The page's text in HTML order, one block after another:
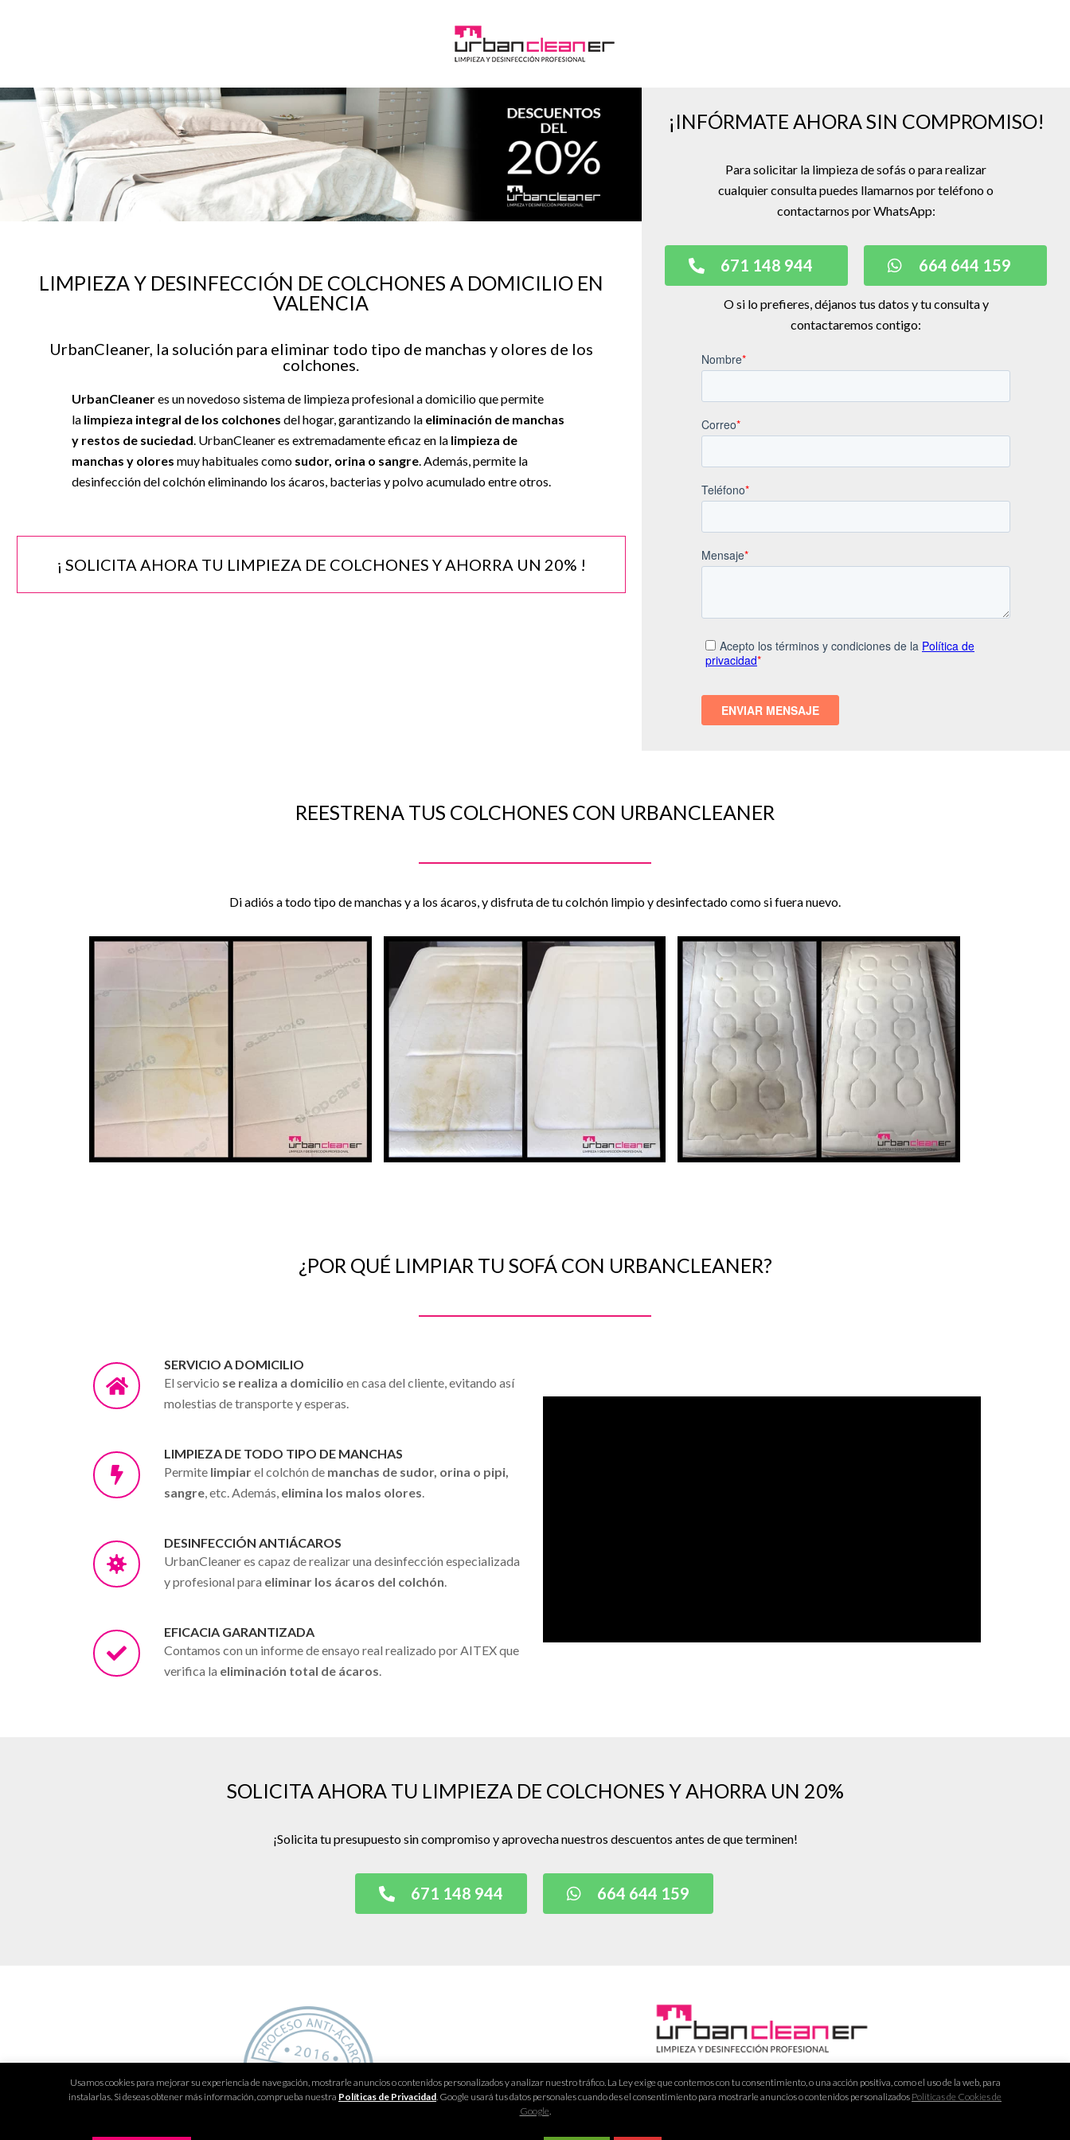
LIMPIEZA Y DESINFECCIÓN DE COLCHONES A DOMICILIO EN
VALENCIA
UrbanCleaner, la solución para eliminar todo tipo de manchas y olores de los
colchones.
UrbanCleaneres un novedoso sistema de limpieza profesional a domicilio que permite
la limpieza integral de los colchones del hogar, garantizando la eliminación de manchas
y restos de suciedad. UrbanCleaner es extremadamente eficaz en la limpieza de
manchas y olores muy habituales como sudor, orina o sangre. Además, permite la
desinfección del colchón eliminando los ácaros, bacterias y polvo acumulado entre otros.
¡ SOLICITA AHORA TU LIMPIEZA DE COLCHONES Y AHORRA UN 20% !
¡INFÓRMATE AHORA SIN COMPROMISO!
Para solicitar la limpieza de sofás o para realizar
cualquier consulta puedes llamarnos por teléfono o
contactarnos por WhatsApp:
671 148 944 664 644 159
O si lo prefieres, déjanos tus datos y tu consulta y
contactaremos contigo:
REESTRENA TUS COLCHONES CON URBANCLEANER
Di adiós a todo tipo de manchas y a los ácaros, y disfruta de tu colchón limpio y desinfectado como si fuera nuevo.
¿POR QUÉ LIMPIAR TU SOFÁ CON URBANCLEANER?
SERVICIO A DOMICILIO
El servicio se realiza a domicilio en casa del cliente, evitando así
molestias de transporte y esperas.
LIMPIEZA DE TODO TIPO DE MANCHAS
Permite limpiarel colchón de manchas de sudor, orina o pipi,
sangre, etc. Además, elimina los malos olores.
DESINFECCIÓN ANTIÁCAROS
UrbanCleaner es capaz de realizar una desinfección especializada
y profesional para eliminar los ácaros del colchón.
EFICACIA GARANTIZADA
Contamos con un informe de ensayo real realizado por AITEX que
verifica la eliminación total de ácaros.
SOLICITA AHORA TU LIMPIEZA DE COLCHONES Y AHORRA UN 20%
¡Solicita tu presupuesto sin compromiso y aprovecha nuestros descuentos antes de que terminen!
671 148 944 664 644 159
Email: info@urbancleaner.es
Teléfono: 671 148 944
Usamos cookies para mejorar su experiencia de navegación, mostrarle anuncios o contenidos personalizados y analizar nuestro tráfico. La Ley exige que contemos con tu consentimiento, o una acción positiva, como el uso de la web, para
instalarlas. Si deseas obtener más información, comprueba nuestra Políticas de Privacidad. Google usará tus datos personales cuando des el consentimiento para mostrarle anuncios o contenidos personalizados Políticas de Cookies de
Google.